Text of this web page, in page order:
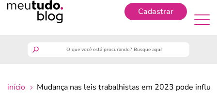
Cadastrar
início Mudança nas leis trabalhistas em 2023 pode